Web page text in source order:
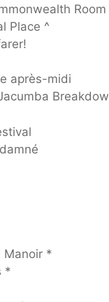
Room
Place ^
après-midi
Manoir *
*